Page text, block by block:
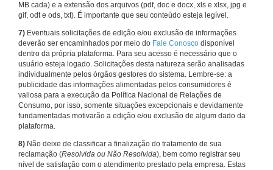
MB cada) e a extensão dos arquivos (pdf, doc e docx, xls e xlsx, jpg e
gif, odt e ods, txt). É importante que seu conteúdo esteja legível.
7) Eventuais solicitações de edição e/ou exclusão de informações
deverão ser encaminhados por meio do Fale Conosco disponível
dentro da própria plataforma. Para seu acesso é necessário que o
usuário esteja logado. Solicitações desta natureza serão analisadas
individualmente pelos órgãos gestores do sistema. Lembre-se: a
publicidade das informações alimentadas pelos consumidores é
valiosa para a execução da Política Nacional de Relações de
Consumo, por isso, somente situações excepcionais e devidamente
fundamentadas motivarão a edição e/ou exclusão de algum dado da
plataforma.
8) Não deixe de classificar a finalização do tratamento de sua
reclamação (Resolvida ou Não Resolvida), bem como registrar seu
nível de satisfação com o atendimento prestado pela empresa. Estas